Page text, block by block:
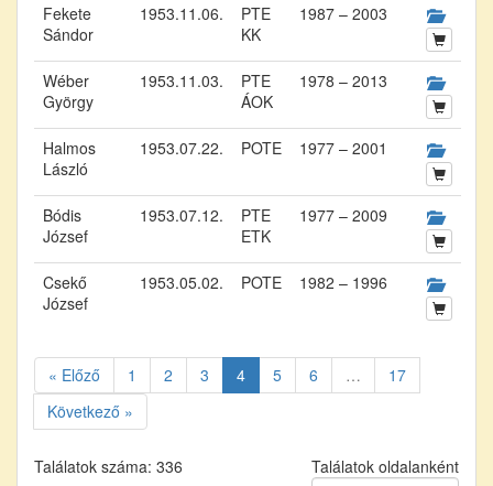
Fekete
Sándor
1953.11.06.
PTE
KK
1987 – 2003
Wéber
György
1953.11.03.
PTE
ÁOK
1978 – 2013
Halmos
László
1953.07.22. POTE 1977 – 2001
Bódis
József
1953.07.12.
PTE
ETK
1977 – 2009
Csekő
József
1953.05.02. POTE 1982 – 1996
« Előző 1 2 3 4 5 6 …
17
Következő »
Találatok száma: 336 Találatok oldalanként